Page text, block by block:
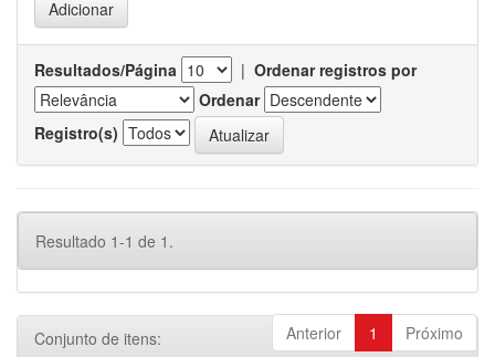
Resultados/Página | Ordenar registros por
Ordenar
Registro(s)
Resultado 1-1 de 1.
Anterior 1 Próximo
Conjunto de itens: